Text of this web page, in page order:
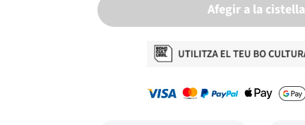
Afegir a la cistella